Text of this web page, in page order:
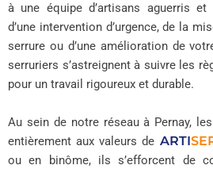
à une équipe d’artisans aguerris et
d’une intervention d’urgence, de la
serrure ou d’une amélioration de
serruriers s’astreignent à suivre les
pour un travail rigoureux et durable.
Au sein de notre réseau à Pernay,
entièrement aux valeurs de ARTI
ou en binôme, ils s’efforcent de